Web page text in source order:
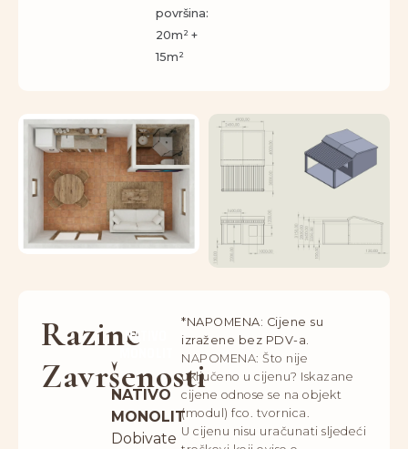
površina:
20m² +
15m²
Razine
Završenosti
NATIVO
MONOLIT
NATIVO
MONOLIT
Dobivate
*NAPOMENA: Cijene su
izražene bez PDV-a.
NAPOMENA: Što nije
uključeno u cijenu? Iskazane
cijene odnose se na objekt
(modul) fco. tvornica.
U cijenu nisu uračunati sljedeći